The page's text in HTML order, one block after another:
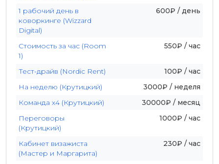
1 рабочий день в
коворкинге (Wizzard
Digital)
600₽ / день
Стоимость за час (Room
1)
550₽ / час
Тест-драйв (Nordic Rent)
100₽ / час
На неделю (Крутицкий)
3000₽ / неделя
Команда x4 (Крутицкий)
30000₽ / месяц
Переговоры
(Крутицкий)
1000₽ / час
Кабинет визажиста
(Мастер и Маргарита)
230₽ / час